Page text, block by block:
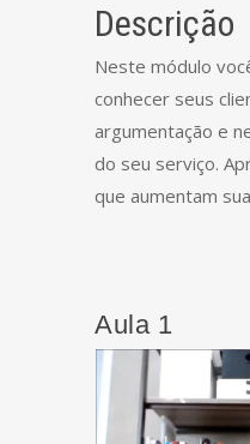
Descrição
Neste módulo
conhecer seus
argumentação e
do seu serviço.
que aumentam
Aula 1